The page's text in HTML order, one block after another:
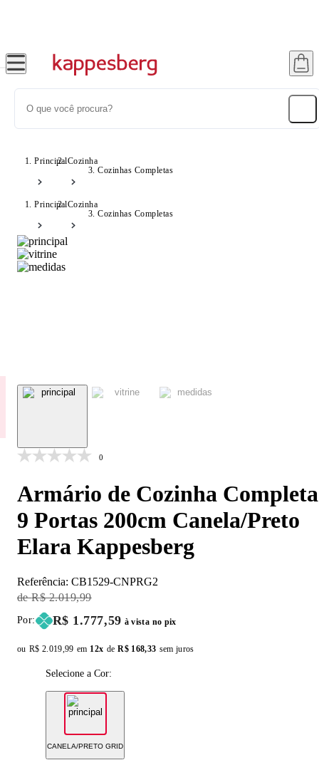
PrincipalCozinha
Cozinhas Completas
PrincipalCozinha
Cozinhas Completas
0
Armário de Cozinha Completa
9 Portas 200cm Canela/Preto
Elara Kappesberg
Referência: CB1529-CNPRG2
Original Price:
R$ 2.019,99
Por: Price:
R$ 1.777,59 à vista no pix
ou Original price:
R$ 2.019,99 em 12x de Installment price:
R$ 168,33 sem juros
Selecione a Cor:
CANELA/PRETO GRID